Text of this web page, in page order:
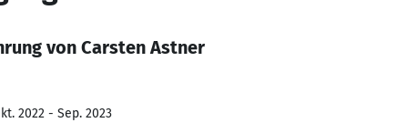
von Carsten Astner
2022 - Sep. 2023